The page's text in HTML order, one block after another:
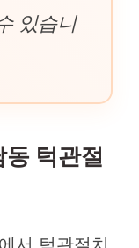
있습니
턱관절